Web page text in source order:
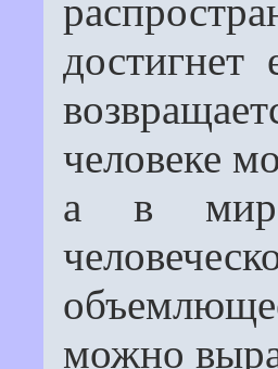
достигнет
человеке
а в
можно